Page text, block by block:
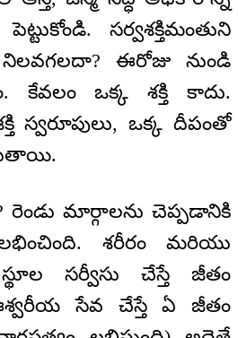
సర్వశక్తిమంతుని
ఈరోజు నుండి
కేవలం ఒక్క శక్తి కాదు.
స్వరూపులు, ఒక్క దీపంతో
రెండు మార్గాలను చెప్పడానికి
శరీరం మరియు
సర్వీసు చేస్తే జీతం
సేవ చేస్తే ఏ జీతం